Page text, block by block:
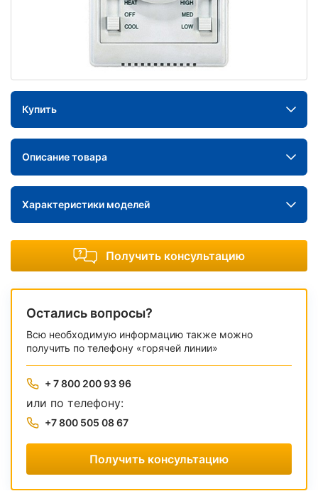
Купить
Описание товара
Характеристики моделей
Получить консультацию
Остались вопросы?
Всю необходимую информацию также можно
получить по телефону «горячей линии»
+ 7 800 200 93 96
или по телефону:
+7 800 505 08 67
Получить консультацию